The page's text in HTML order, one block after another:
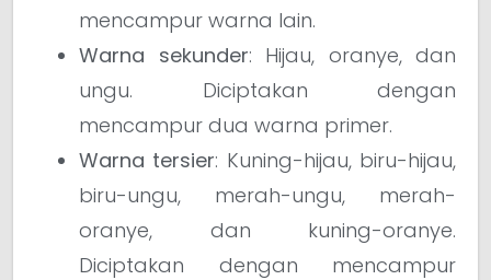
mencampur warna lain.
Warna sekunder: Hijau, oranye, dan
ungu. Diciptakan dengan
mencampur dua warna primer.
Warna tersier: Kuning-hijau, biru-hijau,
biru-ungu, merah-ungu, merah-
oranye, dan kuning-oranye.
Diciptakan dengan mencampur